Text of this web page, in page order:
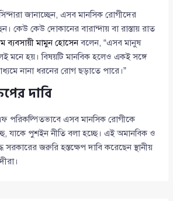
জানাচ্ছেন, এসব মানসিক রোগীদের
কেউ কেউ দোকানের বারান্দায় বা রাস্তায় রাত
ব্যবসায়ী মামুন হোসেনবলেন, “এসব মানুষ
মনে হয়। বিষয়টি মানবিক হলেও একই সঙ্গে
নানা ধরনের রোগ ছড়াতে পারে।”
দাবি
পরিকল্পিতভাবে এসব মানসিক রোগীকে
যাকে পুশইন নীতি বলা হচ্ছে। এই অমানবিক ও
সরকারের জরুরি হস্তক্ষেপ দাবি করেছেন স্থানীয়